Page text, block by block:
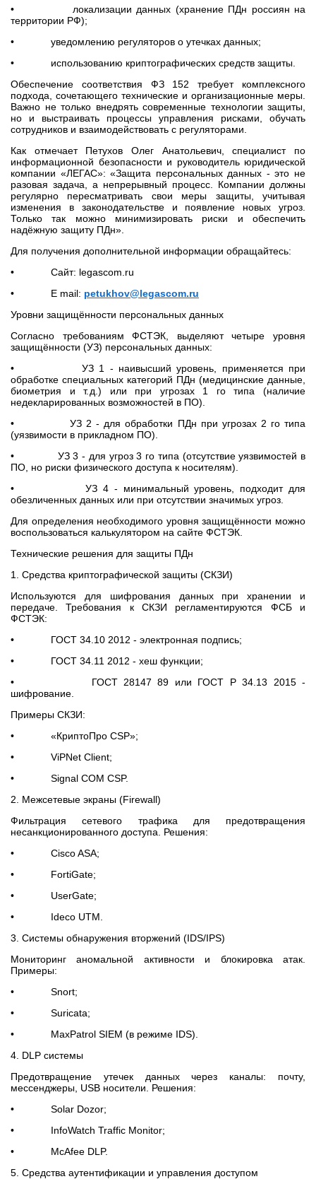
• локализации данных (хранение ПДн россиян на
территории РФ);
• уведомлению регуляторов о утечках данных;
• использованию криптографических средств защиты.
Обеспечение соответствия ФЗ 152 требует комплексного
подхода, сочетающего технические и организационные меры.
Важно не только внедрять современные технологии защиты,
но и выстраивать процессы управления рисками, обучать
сотрудников и взаимодействовать с регуляторами.
Как отмечает Петухов Олег Анатольевич, специалист по
информационной безопасности и руководитель юридической
компании «ЛЕГАС»: «Защита персональных данных - это не
разовая задача, а непрерывный процесс. Компании должны
регулярно пересматривать свои меры защиты, учитывая
изменения в законодательстве и появление новых угроз.
Только так можно минимизировать риски и обеспечить
надёжную защиту ПДн».
Для получения дополнительной информации обращайтесь:
• Сайт: legascom.ru
• E mail: petukhov@legascom.ru
Уровни защищённости персональных данных
Согласно требованиям ФСТЭК, выделяют четыре уровня
защищённости (УЗ) персональных данных:
• УЗ 1 - наивысший уровень, применяется при
обработке специальных категорий ПДн (медицинские данные,
биометрия и т. д.) или при угрозах 1 го типа (наличие
недекларированных возможностей в ПО).
• УЗ 2 - для обработки ПДн при угрозах 2 го типа
(уязвимости в прикладном ПО).
• УЗ 3 - для угроз 3 го типа (отсутствие уязвимостей в
ПО, но риски физического доступа к носителям).
• УЗ 4 - минимальный уровень, подходит для
обезличенных данных или при отсутствии значимых угроз.
Для определения необходимого уровня защищённости можно
воспользоваться калькулятором на сайте ФСТЭК.
Технические решения для защиты ПДн
1. Средства криптографической защиты (СКЗИ)
Используются для шифрования данных при хранении и
передаче. Требования к СКЗИ регламентируются ФСБ и
ФСТЭК:
• ГОСТ 34.10 2012 - электронная подпись;
• ГОСТ 34.11 2012 - хеш функции;
• ГОСТ 28147 89 или ГОСТ Р 34.13 2015 -
шифрование.
Примеры СКЗИ:
• «КриптоПро CSP»;
• ViPNet Client;
• Signal COM CSP.
2. Межсетевые экраны (Firewall)
Фильтрация сетевого трафика для предотвращения
несанкционированного доступа. Решения:
• Cisco ASA;
• FortiGate;
• UserGate;
• Ideco UTM.
3. Системы обнаружения вторжений (IDS/IPS)
Мониторинг аномальной активности и блокировка атак.
Примеры:
• Snort;
• Suricata;
• MaxPatrol SIEM (в режиме IDS).
4. DLP системы
Предотвращение утечек данных через каналы: почту,
мессенджеры, USB носители. Решения:
• Solar Dozor;
• InfoWatch Traffic Monitor;
• McAfee DLP.
5. Средства аутентификации и управления доступом